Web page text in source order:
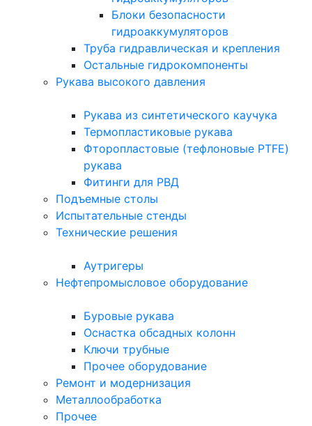
Блоки безопасности
гидроаккумуляторов
Труба гидравлическая и крепления
Остальные гидрокомпоненты
Рукава высокого давления
Рукава из синтетического каучука
Термопластиковые рукава
Фторопластовые (тефлоновые PTFE)
рукава
Фитинги для РВД
Подъемные столы
Испытательные стенды
Технические решения
Аутригеры
Нефтепромысловое оборудование
Буровые рукава
Оснастка обсадных колонн
Ключи трубные
Прочее оборудование
Ремонт и модернизация
Металлообработка
Прочее